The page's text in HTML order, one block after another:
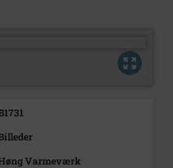
Varmeværk